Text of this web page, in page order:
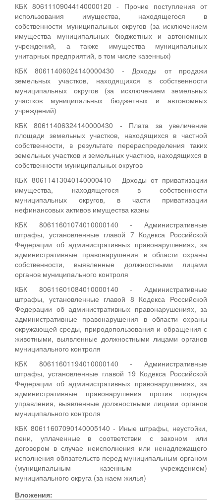
КБК 80611109044140000120 - Прочие поступления от
использования имущества, находящегося в
собственности муниципальных округов (за исключением
имущества муниципальных бюджетных и автономных
учреждений, а также имущества муниципальных
унитарных предприятий, в том числе казенных)
КБК 80611406024140000430 - Доходы от продажи
земельных участков, находящихся в собственности
муниципальных округов (за исключением земельных
участков муниципальных бюджетных и автономных
учреждений)
КБК 80611406324140000430 - Плата за увеличение
площади земельных участков, находящихся в частной
собственности, в результате перераспределения таких
земельных участков и земельных участков, находящихся в
собственности муниципальных округов
КБК 80611413040140000410 - Доходы от приватизации
имущества, находящегося в собственности
муниципальных округов, в части приватизации
нефинансовых активов имущества казны
КБК 80611601074010000140 - Административные
штрафы, установленные главой 7 Кодекса Российской
Федерации об административных правонарушениях, за
административные правонарушения в области охраны
собственности, выявленные должностными лицами
органов муниципального контроля
КБК 80611601084010000140 - Административные
штрафы, установленные главой 8 Кодекса Российской
Федерации об административных правонарушениях, за
административные правонарушения в области охраны
окружающей среды, природопользования и обращения с
животными, выявленные должностными лицами органов
муниципального контроля
КБК 80611601194010000140 - Административные
штрафы, установленные главой 19 Кодекса Российской
Федерации об административных правонарушениях, за
административные правонарушения против порядка
управления, выявленные должностными лицами органов
муниципального контроля
КБК 80611607090140005140 - Иные штрафы, неустойки,
пени, уплаченные в соответствии с законом или
договором в случае неисполнения или ненадлежащего
исполнения обязательств перед муниципальным органом
(муниципальным казенным учреждением)
муниципального округа (за наем жилья)
Вложения: